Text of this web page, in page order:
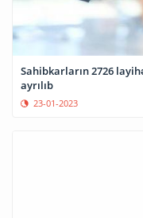
Sahibkarların 2726
ayrılıb
23-01-2023